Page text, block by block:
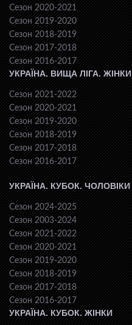
Сезон 2020-2021
Сезон 2019-2020
Сезон 2018-2019
Сезон 2017-2018
Сезон 2016-2017
УКРАЇНА. ВИЩА ЛІГА. ЖІНКИ
Сезон 2021-2022
Сезон 2020-2021
Сезон 2019-2020
Сезон 2018-2019
Сезон 2017-2018
Сезон 2016-2017
УКРАЇНА. КУБОК. ЧОЛОВІКИ
Сезон 2024-2025
Сезон 2003-2024
Сезон 2021-2022
Сезон 2020-2021
Сезон 2019-2020
Сезон 2018-2019
Сезон 2017-2018
Сезон 2016-2017
УКРАЇНА. КУБОК. ЖІНКИ